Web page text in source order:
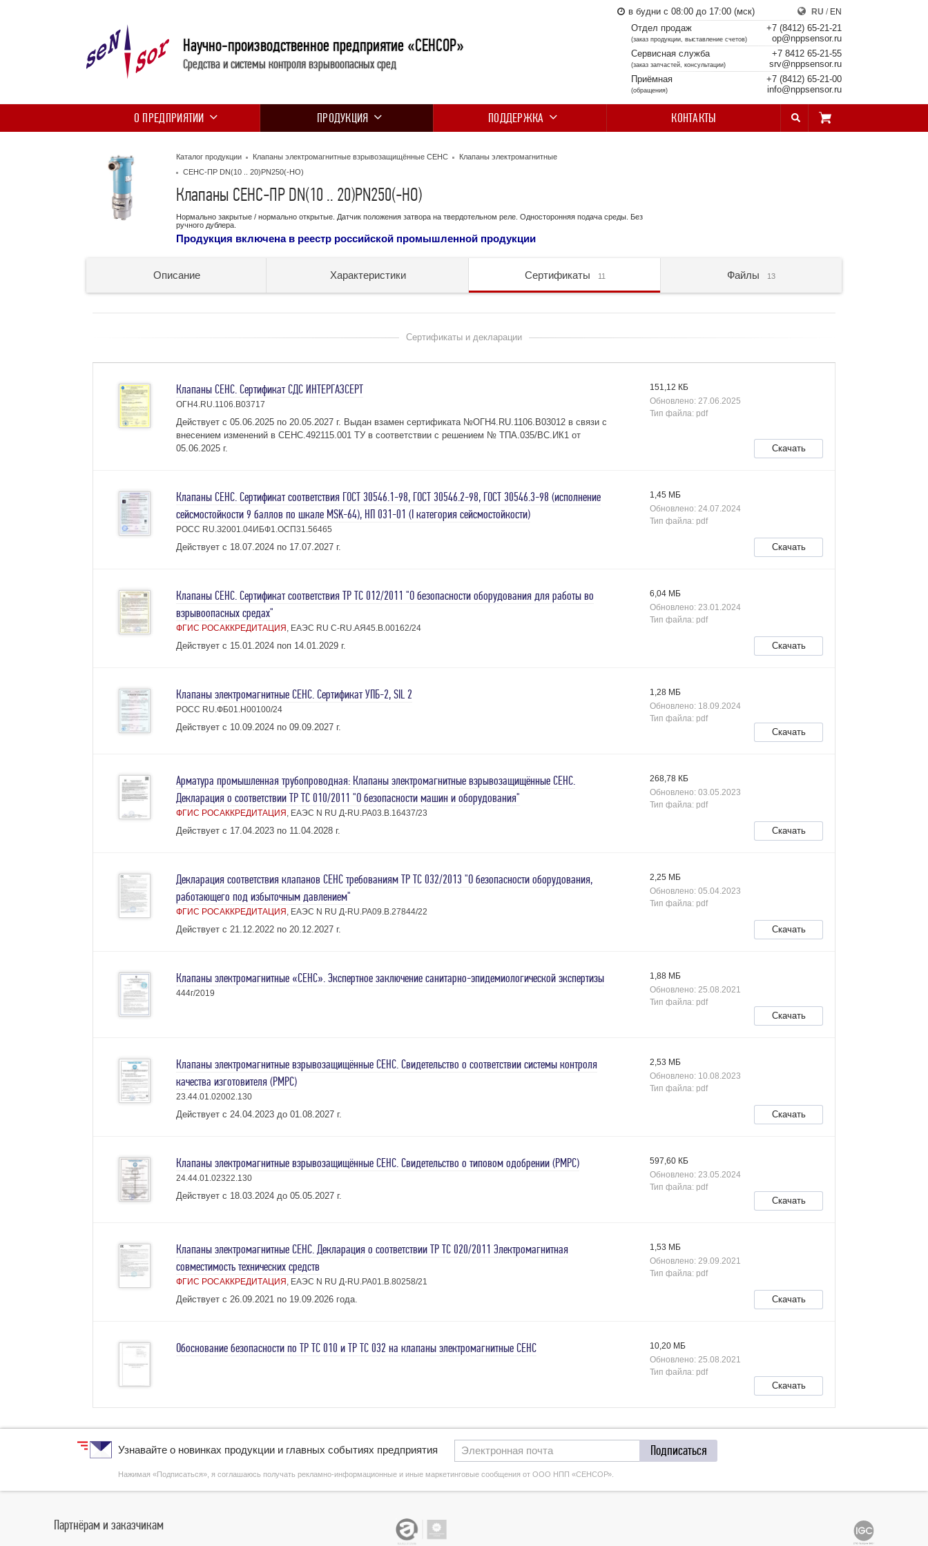
Научно-производственное предприятие «СЕНСОР»
Средства и системы контроля взрывоопасных сред
в будни с 08:00 до 17:00 (мск) RU / EN
Отдел продаж
(заказ продукции, выставление счетов)
+7 (8412) 65-21-21
op@nppsensor.ru
Сервисная служба
(заказ запчастей, консультации)
+7 8412 65-21-55
srv@nppsensor.ru
Приёмная
(обращения)
+7 (8412) 65-21-00
info@nppsensor.ru
О ПРЕДПРИЯТИИ ПРОДУКЦИЯ ПОДДЕРЖКА КОНТАКТЫ
Каталог продукции Клапаны электромагнитные взрывозащищённые СЕНС
Клапаны электромагнитные
СЕНС-ПР DN(10 .. 20)PN250(-НО)
Клапаны СЕНС-ПР DN(10 .. 20)PN250(-НО)
Нормально закрытые / нормально открытые. Датчик положения затвора на твердотельном реле. Односторонняя подача среды. Без
ручного дублера.
Продукция включена в реестр российской промышленной продукции
Описание Характеристики Сертификаты 11 Файлы 13
Сертификаты и декларации
151,12 КБ
Обновлено: 27.06.2025
Тип файла: pdf
Клапаны СЕНС. Сертификат СДС ИНТЕРГАЗСЕРТ
ОГН4.RU.1106.В03717
Действует с 05.06.2025 по 20.05.2027 г. Выдан взамен сертификата №ОГН4.RU.1106.В03012 в связи с
внесением изменений в СЕНС.492115.001 ТУ в соответствии с решением № ТПА.035/ВС.ИК1 от
05.06.2025 г.
Скачать
1,45 МБ
Обновлено: 24.07.2024
Тип файла: pdf
Клапаны СЕНС. Сертификат соответствия ГОСТ 30546.1-98, ГОСТ 30546.2-98, ГОСТ 30546.3-98 (исполнение
сейсмостойкости 9 баллов по шкале MSK-64), НП 031-01 (I категория сейсмостойкости)
РОСС RU.З2001.04ИБФ1.ОСП31.56465
Действует с 18.07.2024 по 17.07.2027 г. Скачать
6,04 МБ
Обновлено: 23.01.2024
Тип файла: pdf
Клапаны СЕНС. Сертификат соответствия ТР ТС 012/2011 "О безопасности оборудования для работы во
взрывоопасных средах"
ФГИС РОСАККРЕДИТАЦИЯ , ЕАЭС RU С-RU.АЯ45.В.00162/24
Действует с 15.01.2024 поп 14.01.2029 г. Скачать
1,28 МБ
Обновлено: 18.09.2024
Тип файла: pdf
Клапаны электромагнитные СЕНС. Сертификат УПБ-2, SIL 2
РОСС RU.ФБ01.Н00100/24
Действует с 10.09.2024 по 09.09.2027 г. Скачать
268,78 КБ
Обновлено: 03.05.2023
Тип файла: pdf
Арматура промышленная трубопроводная: Клапаны электромагнитные взрывозащищённые СЕНС.
Декларация о соответствии ТР ТС 010/2011 "О безопасности машин и оборудования"
ФГИС РОСАККРЕДИТАЦИЯ , ЕАЭС N RU Д-RU.РА03.В.16437/23
Действует с 17.04.2023 по 11.04.2028 г. Скачать
2,25 МБ
Обновлено: 05.04.2023
Тип файла: pdf
Декларация соответствия клапанов СЕНС требованиям ТР ТС 032/2013 "О безопасности оборудования,
работающего под избыточным давлением"
ФГИС РОСАККРЕДИТАЦИЯ , ЕАЭС N RU Д-RU.РА09.В.27844/22
Действует с 21.12.2022 по 20.12.2027 г. Скачать
1,88 МБ
Обновлено: 25.08.2021
Тип файла: pdf
Клапаны электромагнитные «СЕНС». Экспертное заключение санитарно-эпидемиологической экспертизы
444г/2019
Скачать
2,53 МБ
Обновлено: 10.08.2023
Тип файла: pdf
Клапаны электромагнитные взрывозащищённые СЕНС. Свидетельство о соответствии системы контроля
качества изготовителя (РМРС)
23.44.01.02002.130
Действует с 24.04.2023 до 01.08.2027 г. Скачать
597,60 КБ
Обновлено: 23.05.2024
Тип файла: pdf
Клапаны электромагнитные взрывозащищённые СЕНС. Свидетельство о типовом одобрении (РМРС)
24.44.01.02322.130
Действует с 18.03.2024 до 05.05.2027 г. Скачать
1,53 МБ
Обновлено: 29.09.2021
Тип файла: pdf
Клапаны электромагнитные СЕНС. Декларация о соответствии ТР ТС 020/2011 Электромагнитная
совместимость технических средств
ФГИС РОСАККРЕДИТАЦИЯ , ЕАЭС N RU Д-RU.РА01.В.80258/21
Действует с 26.09.2021 по 19.09.2026 года. Скачать
10,20 МБ
Обновлено: 25.08.2021
Тип файла: pdf
Обоснование безопасности по ТР ТС 010 и ТР ТС 032 на клапаны электромагнитные СЕНС
Скачать
Узнавайте о новинках продукции и главных событиях предприятия Подписаться
Нажимая «Подписаться», я соглашаюсь получать рекламно-информационные и иные маркетинговые сообщения от ООО НПП «СЕНСОР».
Партнёрам и заказчикам